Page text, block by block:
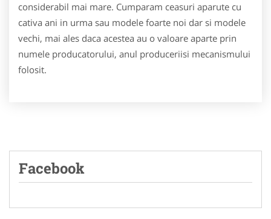
considerabil mai mare. Cumparam ceasuri aparute cu
cativa ani in urma sau modele foarte noi dar si modele
vechi, mai ales daca acestea au o valoare aparte prin
numele producatorului, anul produceriisi mecanismului
folosit.
Facebook